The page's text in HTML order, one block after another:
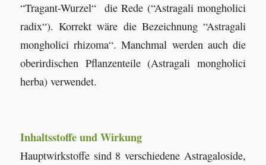
“Tragant-Wurzel“ die Rede (“Astragali mongholici
radix“). Korrekt wäre die Bezeichnung “Astragali
mongholici rhizoma“. Manchmal werden auch die
oberirdischen Pflanzenteile (Astragali mongholici
herba) verwendet.
Inhaltsstoffe und Wirkung
Hauptwirkstoffe sind 8 verschiedene Astragaloside,